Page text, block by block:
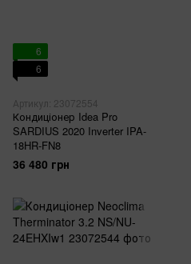
6
6
Артикул: 23072554
Кондиціонер Idea Pro
SARDIUS 2020 Inverter IPA-
18HR-FN8
36 480 грн